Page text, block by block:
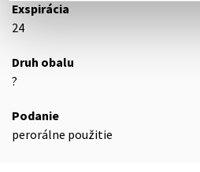
Exspirácia
24
Druh obalu
?
Podanie
perorálne použitie